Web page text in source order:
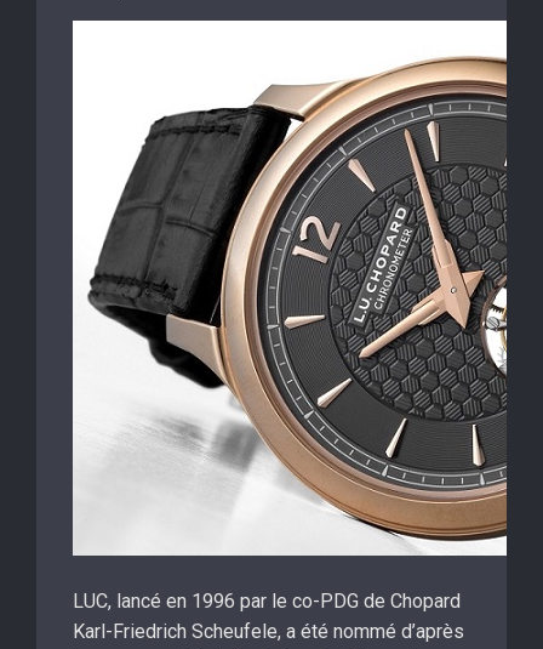
LUC, lancé en 1996 par le co-PDG de Chopard
Karl-Friedrich Scheufele, a été nommé d’après